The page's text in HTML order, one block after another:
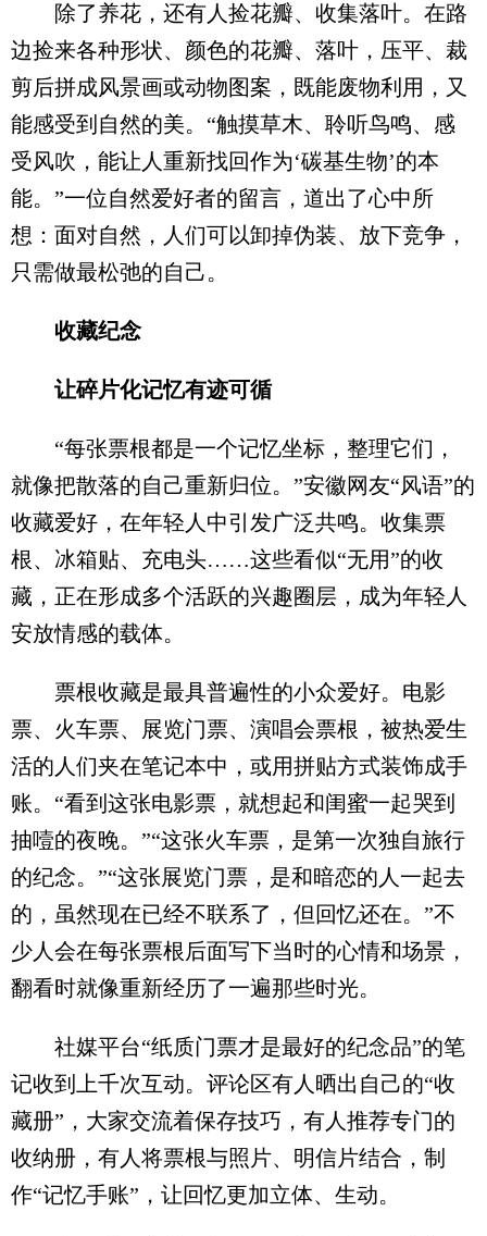
除了养花，还有人捡花瓣、收集落叶。在路
边捡来各种形状、颜色的花瓣、落叶，压平、裁
剪后拼成风景画或动物图案，既能废物利用，又
能感受到自然的美。“触摸草木、聆听鸟鸣、感
受风吹，能让人重新找回作为‘碳基生物’的本
能。”一位自然爱好者的留言，道出了心中所
想：面对自然，人们可以卸掉伪装、放下竞争，
只需做最松弛的自己。
收藏纪念
让碎片化记忆有迹可循
“每张票根都是一个记忆坐标，整理它们，
就像把散落的自己重新归位。”安徽网友“风语”的
收藏爱好，在年轻人中引发广泛共鸣。收集票
根、冰箱贴、充电头……这些看似“无用”的收
藏，正在形成多个活跃的兴趣圈层，成为年轻人
安放情感的载体。
票根收藏是最具普遍性的小众爱好。电影
票、火车票、展览门票、演唱会票根，被热爱生
活的人们夹在笔记本中，或用拼贴方式装饰成手
账。“看到这张电影票，就想起和闺蜜一起哭到
抽噎的夜晚。”“这张火车票，是第一次独自旅行
的纪念。”“这张展览门票，是和暗恋的人一起去
的，虽然现在已经不联系了，但回忆还在。”不
少人会在每张票根后面写下当时的心情和场景，
翻看时就像重新经历了一遍那些时光。
社媒平台“纸质门票才是最好的纪念品”的笔
记收到上千次互动。评论区有人晒出自己的“收
藏册”，大家交流着保存技巧，有人推荐专门的
收纳册，有人将票根与照片、明信片结合，制
作“记忆手账”，让回忆更加立体、生动。